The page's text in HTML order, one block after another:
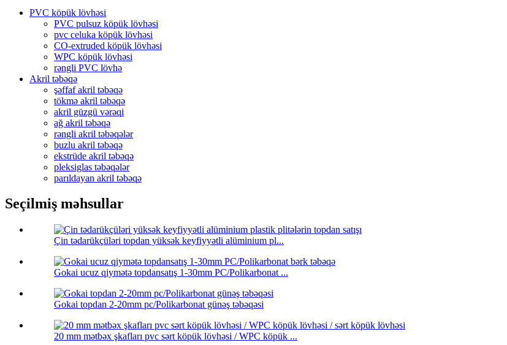
PVC köpük lövhəsi
PVC pulsuz köpük lövhəsi
pvc celuka köpük lövhəsi
CO-extruded köpük lövhəsi
WPC köpük lövhəsi
rəngli PVC lövhə
Akril təbəqə
şəffaf akril təbəqə
tökmə akril təbəqə
akril güzgü vərəqi
ağ akril təbəqə
rəngli akril təbəqələr
buzlu akril təbəqə
ekstrüde akril təbəqə
pleksiglas təbəqələr
parıldayan akril təbəqə
Seçilmiş məhsullar
Çin tədarükçüləri topdan yüksək keyfiyyətli alüminium pl...
Gokai ucuz qiymətə topdansatış 1-30mm PC/Polikarbonat ...
Gokai topdan 2-20mm pc/Polikarbonat günəş təbəqəsi
20 mm mətbəx şkafları pvc sərt köpük lövhəsi / WPC köpük ...